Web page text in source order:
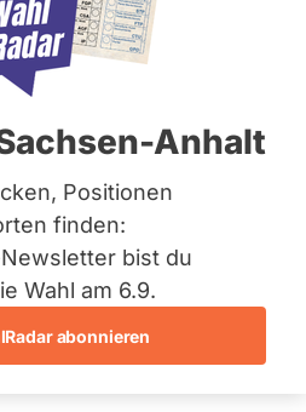
Anhalt
Positionen
finden:
bist du
Wahl am 6.9.
abonnieren
Antragvon
russischen
Ukraine. Als Reaktion
umfassende
für die
auch die Lieferung
das Land nicht